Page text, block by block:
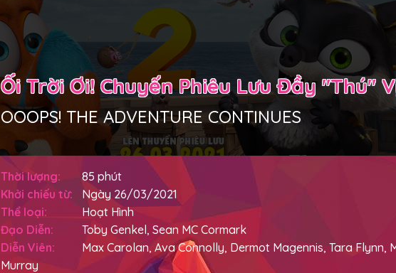
Ối Trời Ơi! Chuyến Phiêu Lưu Đầy "Thú"
OOOPS! THE ADVENTURE CONTINUES
Thời lượng:
85 phút
Khởi chiếu từ:
Ngày 26/03/2021
Thể loại:
Hoạt Hình
Đạo Diễn:
Toby Genkel, Sean MC Cormark
Diễn Viên:
Max Carolan, Ava Connolly, Dermot Magennis, Tara Flynn,
Murray